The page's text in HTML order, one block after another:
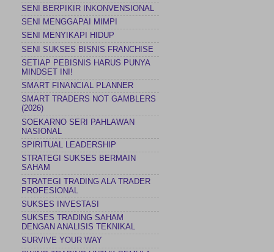
SENI BERPIKIR INKONVENSIONAL
SENI MENGGAPAI MIMPI
SENI MENYIKAPI HIDUP
SENI SUKSES BISNIS FRANCHISE
SETIAP PEBISNIS HARUS PUNYA
MINDSET INI!
SMART FINANCIAL PLANNER
SMART TRADERS NOT GAMBLERS
(2026)
SOEKARNO SERI PAHLAWAN
NASIONAL
SPIRITUAL LEADERSHIP
STRATEGI SUKSES BERMAIN
SAHAM
STRATEGI TRADING ALA TRADER
PROFESIONAL
SUKSES INVESTASI
SUKSES TRADING SAHAM
DENGAN ANALISIS TEKNIKAL
SURVIVE YOUR WAY